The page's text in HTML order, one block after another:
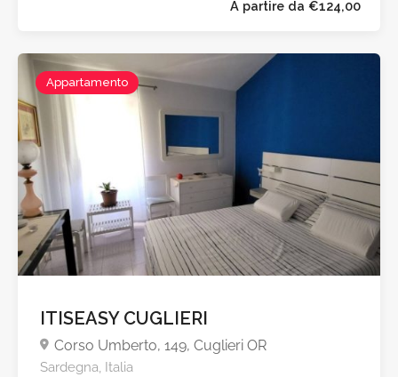
Appartamento
ITISEASY CUGLIERI
Corso Umberto, 149, Cuglieri OR
Sardegna, Italia